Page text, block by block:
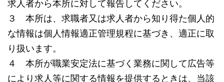
求人者から本所に対して報告してください。
３ 本所は、求職者又は求人者から知り得た個人的
な情報は個人情報適正管理規程に基づき、適正に取
り扱います。
４ 本所が職業安定法に基づく業務に関して広告等
により求人等に関する情報を提供するときは、当該